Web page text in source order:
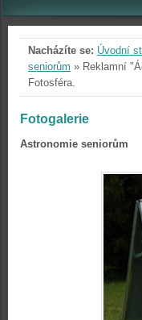
Nacházíte se: Úvodní
seniorům » Reklamní
Fotosféra.
Fotogalerie
Astronomie seniorům